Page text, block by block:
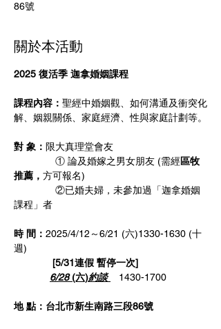
86號
關於本活動
2025 復活季 迦拿婚姻課程
課程內容： 聖經中婚姻觀、如何溝通及衝突化
解、姻親關係、家庭經濟、性與家庭計劃等。
對 象： 限大真理堂會友
               ① 論及婚嫁之男女朋友 (需經
區牧
推薦， 方可報名)
②已婚夫婦，未參加過「迦拿婚姻
課程」者
時 間： 2025/4/12～6/21 (六)1330-1630 (十
週)
              [5/31連假 暫停一次]
6/28 (六)約談 1430-1700
地 點：台北市新生南路三段86號